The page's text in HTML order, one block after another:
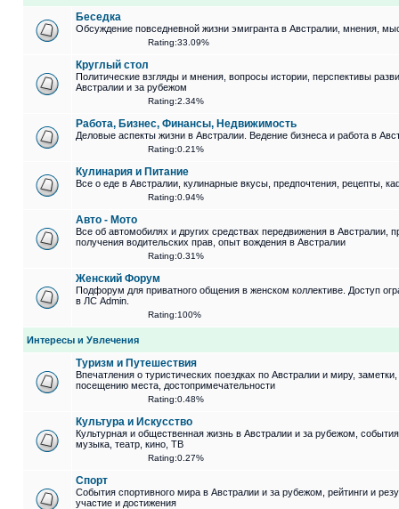
Беседка
Обсуждение повседневной жизни эмигранта в Австралии, мнения,
Rating:33.09%
Круглый стол
Политические взгляды и мнения, вопросы истории, перспективы
Австралии и за рубежом
Rating:2.34%
Работа, Бизнес, Финансы, Недвижимость
Деловые аспекты жизни в Австралии. Ведение бизнеса и работа в
Rating:0.21%
Кулинария и Питание
Все о еде в Австралии, кулинарные вкусы, предпочтения, рецепты,
Rating:0.94%
Авто - Мото
Все об автомобилях и других средствах передвижения в Австралии,
получения водительских прав, опыт вождения в Австралии
Rating:0.31%
Женский Форум
Подфорум для приватного общения в женском коллективе. Доступ
в ЛС Admin.
Rating:100%
Интересы и Увлечения
Туризм и Путешествия
Впечатления о туристических поездках по Австралии и миру,
посещению места, достопримечательности
Rating:0.48%
Культура и Искусство
Культурная и общественная жизнь в Австралии и за рубежом,
музыка, театр, кино, ТВ
Rating:0.27%
Спорт
События спортивного мира в Австралии и за рубежом, рейтинги и
участие и достижения